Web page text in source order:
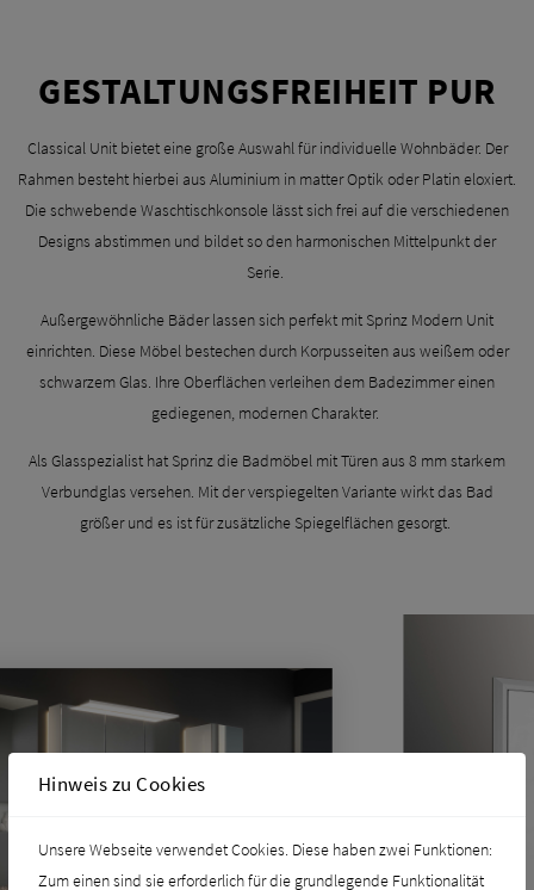
GESTALTUNGSFREIHEIT PUR
Classical Unit bietet eine große Auswahl für individuelle Wohnbäder. Der
Rahmen besteht hierbei aus Aluminium in matter Optik oder Platin eloxiert.
Die schwebende Waschtischkonsole lässt sich frei auf die verschiedenen
Designs abstimmen und bildet so den harmonischen Mittelpunkt der
Serie.
Außergewöhnliche Bäder lassen sich perfekt mit Sprinz Modern Unit
einrichten. Diese Möbel bestechen durch Korpusseiten aus weißem oder
schwarzem Glas. Ihre Oberflächen verleihen dem Badezimmer einen
gediegenen, modernen Charakter.
Als Glasspezialist hat Sprinz die Badmöbel mit Türen aus 8 mm starkem
Verbundglas versehen. Mit der verspiegelten Variante wirkt das Bad
größer und es ist für zusätzliche Spiegelflächen gesorgt.
Hinweis zu Cookies
Unsere Webseite verwendet Cookies. Diese haben zwei Funktionen:
Zum einen sind sie erforderlich für die grundlegende Funktionalität